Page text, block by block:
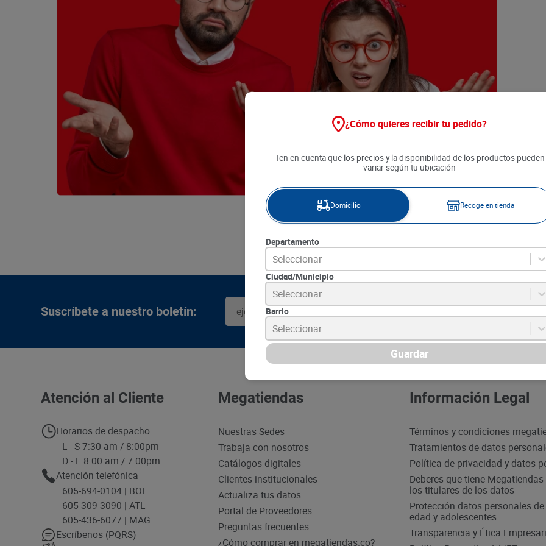
queso
10. papa
Suscríbete a nuestro boletín:
Atención al Cliente
Horarios de despacho
L - S 7:30 am / 8:00pm
D - F 8:00 am / 7:00pm
Atención telefónica
605-694-0104 | BOL
605-309-3090 | ATL
605-436-6077 | MAG
Escríbenos (PQRS)
Megatiendas
Nuestras Sedes
Trabaja con nosotros
Catálogos digitales
Clientes institucionales
Actualiza tus datos
Portal de Proveedores
Preguntas frecuentes
¿Cómo comprar en megatiendas.co?
Información Legal
Términos y condiciones
Tratamientos de datos
Política de privacidad y datos
Deberes que tiene
los titulares de los datos
Protección datos personales
edad y adolescentes
Transparencia y Ética
¿Cómo quieres recibir tu pedido?
Ten en cuenta que los precios y la disponibilidad de los productos pueden
variar según tu ubicación
Domicilio Recoge en tienda
Departamento
Seleccionar
Ciudad/Municipio
Seleccionar
Barrio
Seleccionar
Guardar